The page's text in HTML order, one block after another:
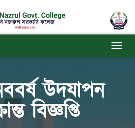
উদযাপন
বিজ্ঞপ্তি